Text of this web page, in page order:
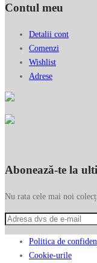
Contul meu
Detalii cont
Comenzi
Wishlist
Adrese
Abonează-te la
Nu rata cele mai noi
Politica de
Cookie-urile